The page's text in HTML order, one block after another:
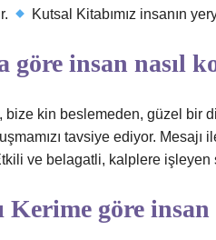
Kutsal Kitabımız insanın
göre insan nasıl
bize kin beslemeden, güzel bir
tavsiye ediyor.
ve belagatli, kalplere işleyen
Kerime göre insan